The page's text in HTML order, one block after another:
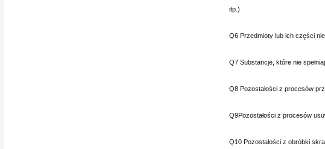
itp.)
Q6 Przedmioty lub ich części
Q7 Substancje, które nie
Q8 Pozostałości z procesów
Q9Pozostałości z procesów
Q10 Pozostałości z obróbki